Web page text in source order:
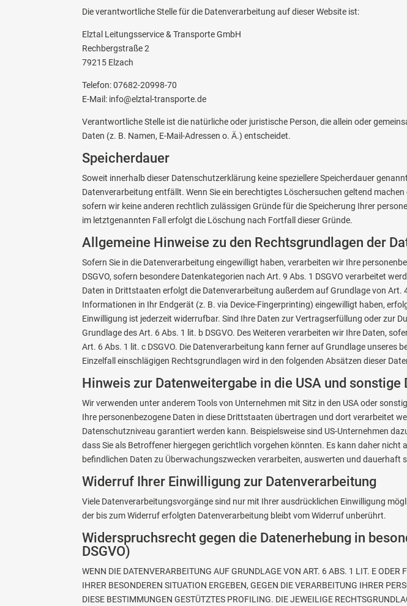
Die verantwortliche Stelle für die Datenverarbeitung auf dieser Website ist:
Elztal Leitungsservice & Transporte GmbH
Rechbergstraße 2
79215 Elzach
Telefon: 07682-20998-70
E-Mail: info@elztal-transporte.de
Verantwortliche Stelle ist die natürliche oder juristische Person, die allein oder
Daten (z. B. Namen, E-Mail-Adressen o. Ä.) entscheidet.
Speicherdauer
Soweit innerhalb dieser Datenschutzerklärung keine speziellere Speicherdauer
Datenverarbeitung entfällt. Wenn Sie ein berechtigtes Löschersuchen geltend
sofern wir keine anderen rechtlich zulässigen Gründe für die Speicherung Ihrer
im letztgenannten Fall erfolgt die Löschung nach Fortfall dieser Gründe.
Allgemeine Hinweise zu den Rechtsgrundlagen der
Sofern Sie in die Datenverarbeitung eingewilligt haben, verarbeiten wir Ihre
DSGVO, sofern besondere Datenkategorien nach Art. 9 Abs. 1 DSGVO verarbeitet
Daten in Drittstaaten erfolgt die Datenverarbeitung außerdem auf Grundlage von Art.
Informationen in Ihr Endgerät (z. B. via Device-Fingerprinting) eingewilligt haben,
Einwilligung ist jederzeit widerrufbar. Sind Ihre Daten zur Vertragserfüllung oder zur
Grundlage des Art. 6 Abs. 1 lit. b DSGVO. Des Weiteren verarbeiten wir Ihre Daten,
Art. 6 Abs. 1 lit. c DSGVO. Die Datenverarbeitung kann ferner auf Grundlage unseres
Einzelfall einschlägigen Rechtsgrundlagen wird in den folgenden Absätzen dieser
Hinweis zur Datenweitergabe in die USA und sonstige
Wir verwenden unter anderem Tools von Unternehmen mit Sitz in den USA oder
Ihre personenbezogene Daten in diese Drittstaaten übertragen und dort verarbeitet
Datenschutzniveau garantiert werden kann. Beispielsweise sind US-Unternehmen
dass Sie als Betroffener hiergegen gerichtlich vorgehen könnten. Es kann daher nicht
befindlichen Daten zu Überwachungszwecken verarbeiten, auswerten und
Widerruf Ihrer Einwilligung zur Datenverarbeitung
Viele Datenverarbeitungsvorgänge sind nur mit Ihrer ausdrücklichen Einwilligung
der bis zum Widerruf erfolgten Datenverarbeitung bleibt vom Widerruf unberührt.
Widerspruchsrecht gegen die Datenerhebung in
DSGVO)
WENN DIE DATENVERARBEITUNG AUF GRUNDLAGE VON ART. 6 ABS. 1 LIT. E
IHRER BESONDEREN SITUATION ERGEBEN, GEGEN DIE VERARBEITUNG IHRER
DIESE BESTIMMUNGEN GESTÜTZTES PROFILING. DIE JEWEILIGE